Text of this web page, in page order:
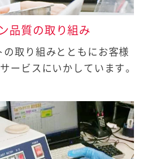
品質の取り組み
取り組みとともにお客様
ービスにいかしています。